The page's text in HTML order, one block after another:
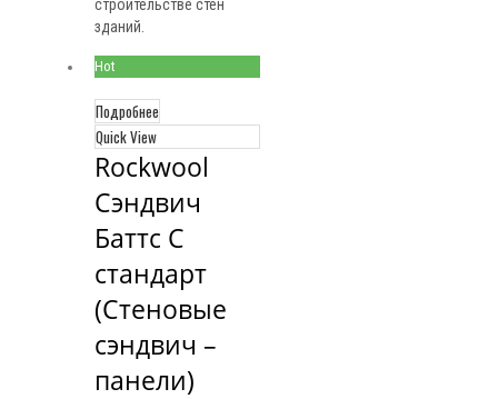
строительстве стен
зданий.
Hot
Подробнее
Quick View
Rockwool
Сэндвич
Баттс С
стандарт
(Стеновые
сэндвич –
панели)